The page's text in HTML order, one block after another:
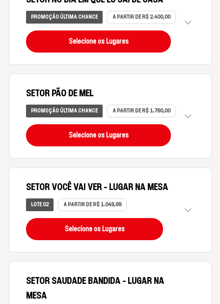
PROMOÇÃO ÚLTIMA CHANCE A PARTIR DE R$ 2.400,00
Selecione os Lugares
SETOR PÃO DE MEL
PROMOÇÃO ÚLTIMA CHANCE A PARTIR DE R$ 1.760,00
Selecione os Lugares
SETOR VOCÊ VAI VER - LUGAR NA MESA
LOTE 02 A PARTIR DE R$ 1.049,99
Selecione os Lugares
SETOR SAUDADE BANDIDA - LUGAR NA
MESA